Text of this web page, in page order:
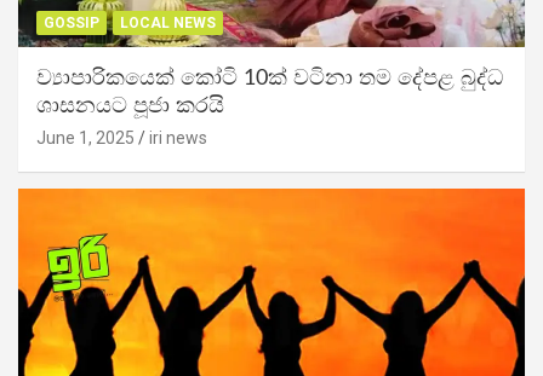
GOSSIP LOCAL NEWS
ව්‍යාපාරිකයෙක් කෝටි 10ක් වටිනා තම දේපළ බුද්ධ
ශාසනයට පූජා කරයි
June 1, 2025 iri news